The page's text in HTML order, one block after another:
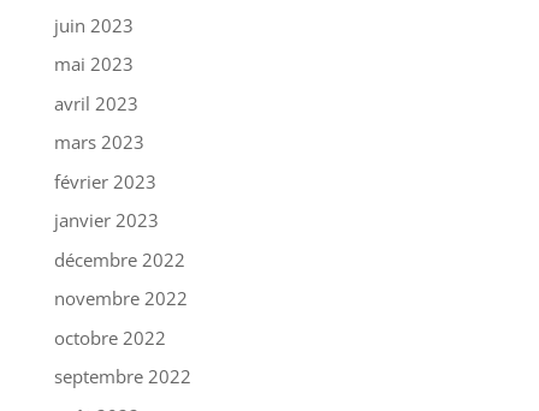
juin 2023
mai 2023
avril 2023
mars 2023
février 2023
janvier 2023
décembre 2022
novembre 2022
octobre 2022
septembre 2022